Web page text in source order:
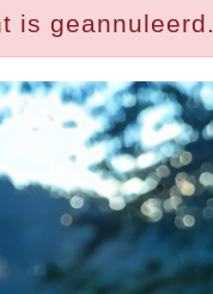
is geannuleerd.